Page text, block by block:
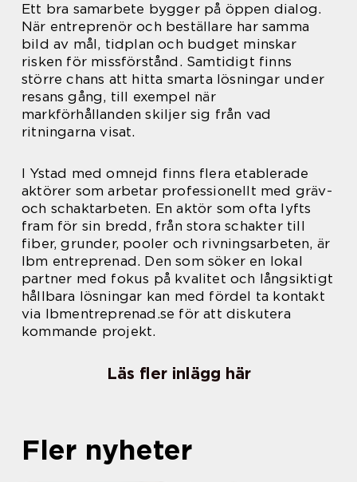
Ett bra samarbete bygger på öppen dialog.
När entreprenör och beställare har samma
bild av mål, tidplan och budget minskar
risken för missförstånd. Samtidigt finns
större chans att hitta smarta lösningar under
resans gång, till exempel när
markförhållanden skiljer sig från vad
ritningarna visat.
I Ystad med omnejd finns flera etablerade
aktörer som arbetar professionellt med gräv-
och schaktarbeten. En aktör som ofta lyfts
fram för sin bredd, från stora schakter till
fiber, grunder, pooler och rivningsarbeten, är
lbm entreprenad. Den som söker en lokal
partner med fokus på kvalitet och långsiktigt
hållbara lösningar kan med fördel ta kontakt
via lbmentreprenad.se för att diskutera
kommande projekt.
Läs fler inlägg här
Fler nyheter